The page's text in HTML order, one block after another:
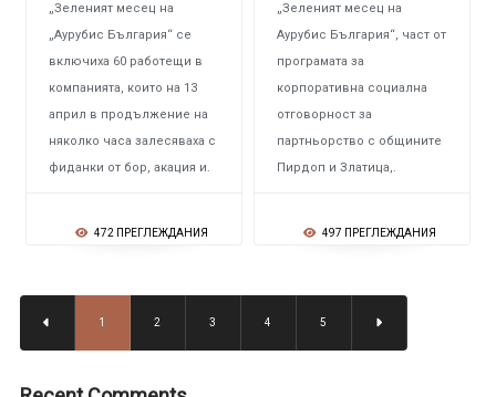
„Зеленият месец на
Аурубис България“, част от
програмата за
корпоративна социална
отговорност за
партньорство с общините
Пирдоп и Златица,.
497 ПРЕГЛЕЖДАНИЯ
„Зеленият месец на
„Аурубис България“ се
включиха 60 работещи в
компанията, които на 13
април в продължение на
няколко часа залесяваха с
фиданки от бор, акация и.
472 ПРЕГЛЕЖДАНИЯ
1 2 3 4 5